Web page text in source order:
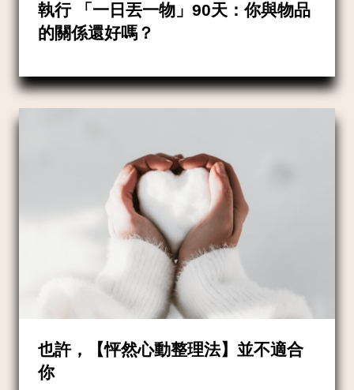
執行 「一日丟一物」90天：你與物品
的關係還好嗎？
也許，【怦然心動整理法】並不適合
你